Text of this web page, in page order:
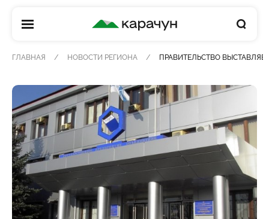
КАРАЧУН
ГЛАВНАЯ НОВОСТИ РЕГИОНА ПРАВИТЕЛЬСТВО